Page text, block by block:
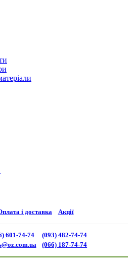
і доставка Акції
601-74-74
(093) 482-74-74
(066) 187-74-74